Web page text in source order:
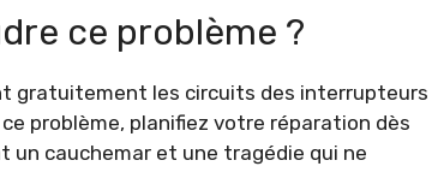
ce problème ?
gratuitement les circuits des interrupteurs
problème, planifiez votre réparation dès
un cauchemar et une tragédie qui ne